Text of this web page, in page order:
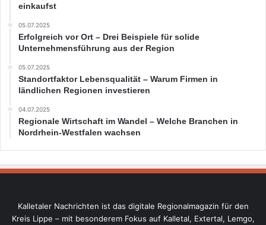
einkaufst
05.07.2025
Erfolgreich vor Ort – Drei Beispiele für solide
Unternehmensführung aus der Region
05.07.2025
Standortfaktor Lebensqualität – Warum Firmen in
ländlichen Regionen investieren
04.07.2025
Regionale Wirtschaft im Wandel – Welche Branchen in
Nordrhein-Westfalen wachsen
Kalletaler Nachrichten ist das digitale Regionalmagazin für den
Kreis Lippe – mit besonderem Fokus auf Kalletal, Extertal, Lemgo,